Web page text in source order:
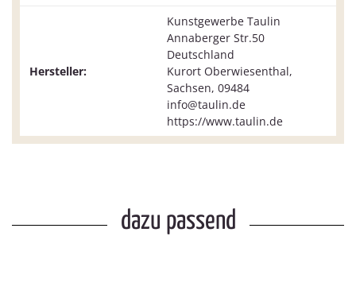
Hersteller:
Kunstgewerbe Taulin
Annaberger Str.50
Deutschland
Kurort Oberwiesenthal,
Sachsen, 09484
info@taulin.de
https://www.taulin.de
dazu passend